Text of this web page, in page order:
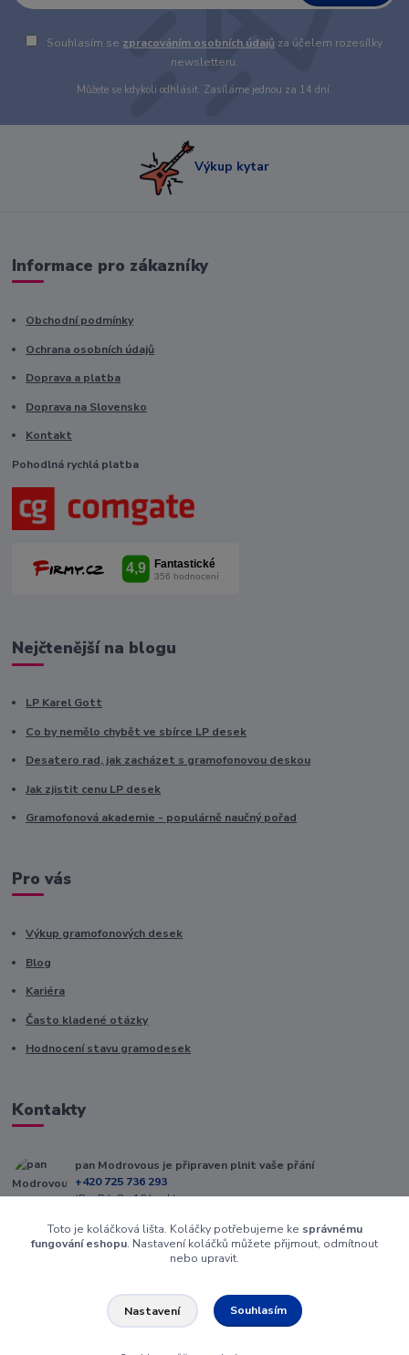
Souhlasím se zpracováním osobních údajů za účelem rozesílky
newsletteru.
Můžete se kdykoli odhlásit. Zasíláme jednou za 14 dní.
Výkup kytar
Informace pro zákazníky
Obchodní podmínky
Ochrana osobních údajů
Doprava a platba
Doprava na Slovensko
Kontakt
Pohodlná rychlá platba
Nejčtenější na blogu
LP Karel Gott
Co by nemělo chybět ve sbírce LP desek
Desatero rad, jak zacházet s gramofonovou deskou
Jak zjistit cenu LP desek
Gramofonová akademie - populárně naučný pořad
Pro vás
Výkup gramofonových desek
Blog
Kariéra
Často kladené otázky
Hodnocení stavu gramodesek
Kontakty
pan Modrovous je připraven plnit vaše přání
+420 725 736 293
(Po-Pá, 8 - 16 hod.)
info@modrovous.cz
Toto je koláčková lišta. Koláčky potřebujeme ke správnému
fungování eshopu. Nastavení koláčků můžete přijmout, odmítnout
nebo upravit.
Nastavení Souhlasím